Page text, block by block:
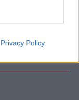
Privacy Policy
ΑΝΑΤΟΛΗ